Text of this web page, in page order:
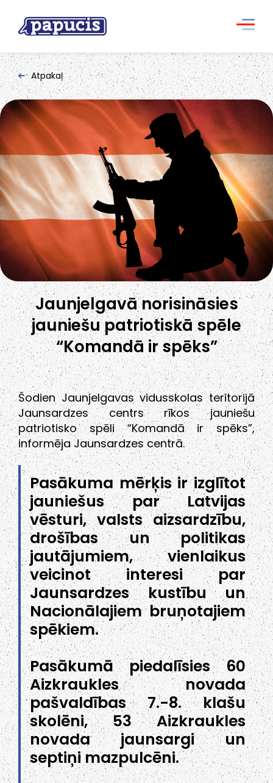
Atpakaļ
Jaunjelgavā norisināsies
jauniešu patriotiskā spēle
“Komandā ir spēks”
Šodien Jaunjelgavas vidusskolas teritorijā
Jaunsardzes centrs rīkos jauniešu
patriotisko spēli “Komandā ir spēks”,
informēja Jaunsardzes centrā.
Pasākuma mērķis ir izglītot
jauniešus par Latvijas
vēsturi, valsts aizsardzību,
drošības un politikas
jautājumiem, vienlaikus
veicinot interesi par
Jaunsardzes kustību un
Nacionālajiem bruņotajiem
spēkiem.
Pasākumā piedalīsies 60
Aizkraukles novada
pašvaldības 7.-8. klašu
skolēni, 53 Aizkraukles
novada jaunsargi un
septiņi mazpulcēni.